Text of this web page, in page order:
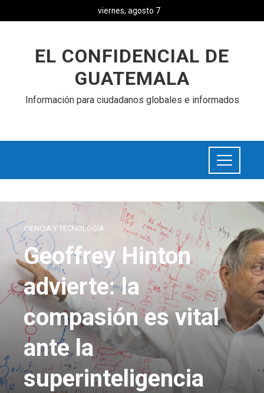
viernes, agosto 7
EL CONFIDENCIAL DE
GUATEMALA
Información para ciudadanos globales e informados
CIENCIA Y TECNOLOGÍA
Geoffrey Hinton
advierte: la
compasión es vital
ante la
superinteligencia